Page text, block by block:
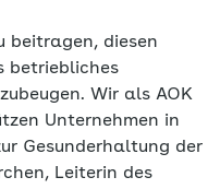
beitragen, diesen
betriebliches
Wir als AOK
Unternehmen in
Gesunderhaltung der
Leiterin des